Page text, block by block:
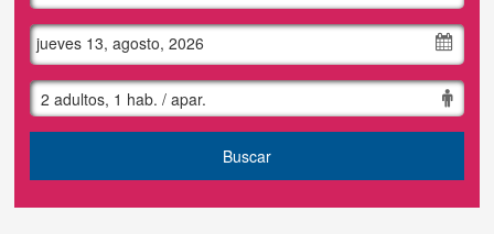
Inicia sessión
Regístrate
jueves 13, agosto, 2026
2 adultos, 1 hab. / apar.
Buscar